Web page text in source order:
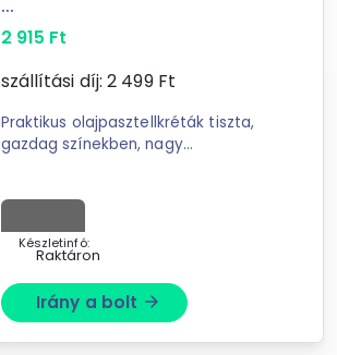
...
2 915 Ft
szállítási díj: 2 499Ft
Praktikus olajpasztellkréták tiszta,
gazdag színekben, nagy
keverést tesz lehetővé. A
hagyományos ...
Készletinfó:
Raktáron
Irány a bolt arrow_forward